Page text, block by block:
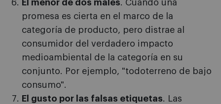
El menor de dos males. Cuando una
promesa es cierta en el marco de la
categoría de producto, pero distrae al
consumidor del verdadero impacto
medioambiental de la categoría en su
conjunto. Por ejemplo, "todoterreno de bajo
consumo".
El gusto por las falsas etiquetas. Las